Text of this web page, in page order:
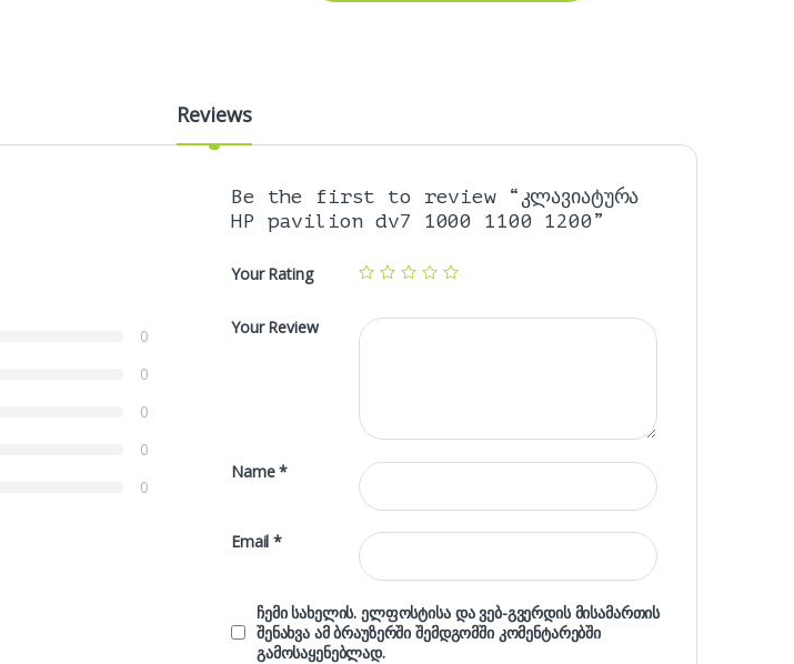
Reviews
0
0
0
0
0
Be the first to review “კლავიატურა
HP pavilion dv7 1000 1100 1200”
Your Rating
Your Review
Name*
Email*
ჩემი სახელის. ელფოსტისა და ვებ-გვერდის მისამართის
შენახვა ამ ბრაუზერში შემდგომში კომენტარებში
გამოსაყენებლად.